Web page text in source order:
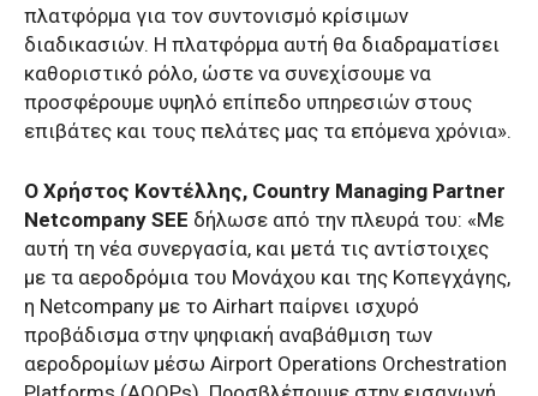
πλατφόρμα για τον συντονισμό κρίσιμων
διαδικασιών. Η πλατφόρμα αυτή θα διαδραματίσει
καθοριστικό ρόλο, ώστε να συνεχίσουμε να
προσφέρουμε υψηλό επίπεδο υπηρεσιών στους
επιβάτες και τους πελάτες μας τα επόμενα χρόνια».
Ο Χρήστος Κοντέλλης, Country Managing Partner
Netcompany SEE δήλωσε από την πλευρά του: «Με
αυτή τη νέα συνεργασία, και μετά τις αντίστοιχες
με τα αεροδρόμια του Μονάχου και της Κοπεγχάγης,
η Netcompany με το Airhart παίρνει ισχυρό
προβάδισμα στην ψηφιακή αναβάθμιση των
αεροδρομίων μέσω Airport Operations Orchestration